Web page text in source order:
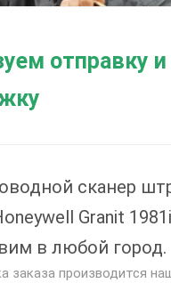
отправку и
сканер
Granit
в любой город.
заказа производится